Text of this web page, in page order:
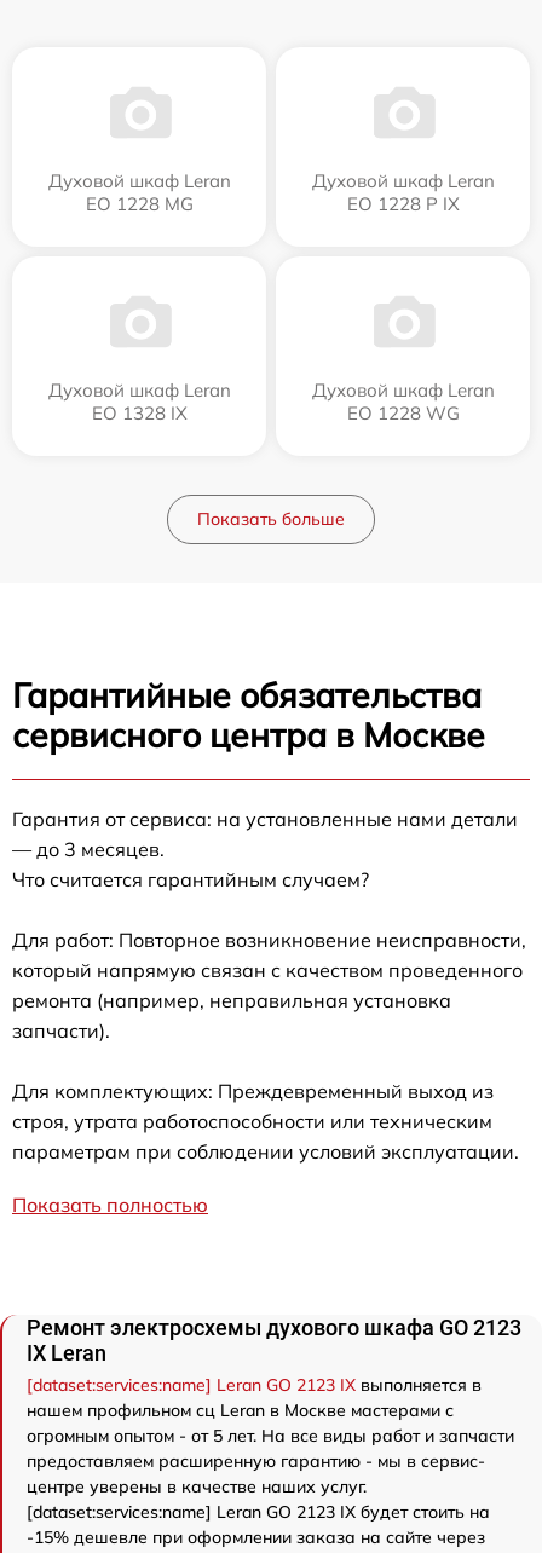
Духовой шкаф Leran
EO 1228 MG
Духовой шкаф Leran
EO 1228 P IX
Духовой шкаф Leran
EO 1328 IX
Духовой шкаф Leran
EO 1228 WG
Показать больше
Гарантийные обязательства
сервисного центра в Москве
Гарантия от сервиса: на установленные нами детали
— до 3 месяцев.
Что считается гарантийным случаем?
Для работ: Повторное возникновение неисправности,
который напрямую связан с качеством проведенного
ремонта (например, неправильная установка
запчасти).
Для комплектующих: Преждевременный выход из
строя, утрата работоспособности или техническим
параметрам при соблюдении условий эксплуатации.
Показать полностью
Ремонт электросхемы духового шкафа GO 2123
IX Leran
[dataset:services:name] Leran GO 2123 IX выполняется в
нашем профильном сц Leran в Москве мастерами с
огромным опытом - от 5 лет. На все виды работ и запчасти
предоставляем расширенную гарантию - мы в сервис-
центре уверены в качестве наших услуг.
[dataset:services:name] Leran GO 2123 IX будет стоить на
-15% дешевле при оформлении заказа на сайте через